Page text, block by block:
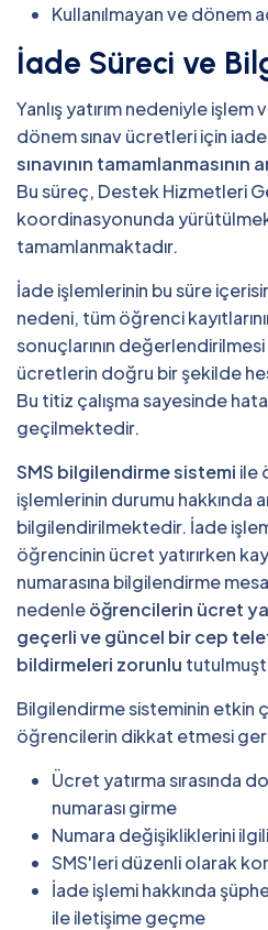
Kullanılmayan ve dönem
İade Süreci ve
Yanlış yatırım nedeniyle işlem
dönem sınav ücretleri için
sınavının
Bu süreç, Destek Hizmetleri
koordinasyonunda
tamamlanmaktadır.
İade işlemlerinin bu süre
nedeni, tüm öğrenci
sonuçlarının
ücretlerin doğru bir şekilde
Bu titiz çalışma sayesinde
geçilmektedir.
SMS bilgilendirme sistemi ile
işlemlerinin durumu hakkında
bilgilendirilmektedir. İade
öğrencinin ücret yatırırken
numarasına bilgilendirme
nedenleöğrencilerin ücret
geçerli ve güncel bir cep
bildirmeleri zorunlu
Bilgilendirme sisteminin etkin
öğrencilerin dikkat etmesi
Ücret yatırma sırasında
numarası girme
Numara değişikliklerini
SMS'leri düzenli olarak
İade işlemi hakkında
ile iletişime geçme